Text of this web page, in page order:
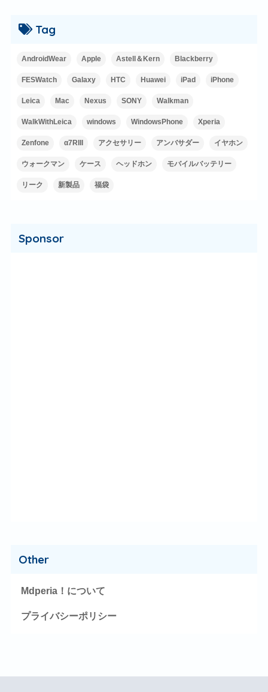
Tag
AndroidWear Apple Astell＆Kern Blackberry
FESWatch Galaxy HTC Huawei iPad iPhone
Leica Mac Nexus SONY Walkman
WalkWithLeica windows WindowsPhone Xperia
Zenfone α7RIII アクセサリー アンバサダー イヤホン
ウォークマン ケース ヘッドホン モバイルバッテリー
リーク 新製品 福袋
Sponsor
Other
Mdperia！について
プライバシーポリシー